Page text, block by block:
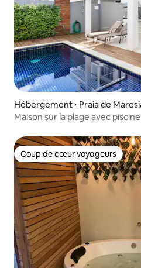
Hébergement ⋅ Praia de
Maison sur la plage avec
Coup de cœur voyageurs
Coup de cœur voyageurs